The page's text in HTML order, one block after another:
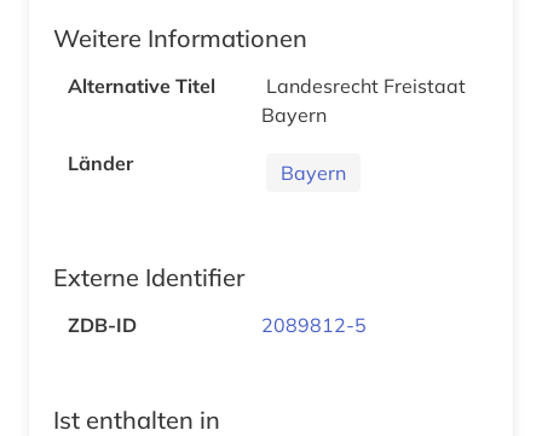
Weitere Informationen
Alternative Titel
Landesrecht Freistaat
Bayern
Länder
Bayern
Externe Identifier
ZDB-ID 2089812-5
Ist enthalten in